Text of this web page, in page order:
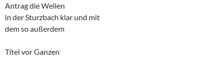
Antrag die Wellen
in der Sturzbach klar und mit
dem so außerdem
Titel vor Ganzen